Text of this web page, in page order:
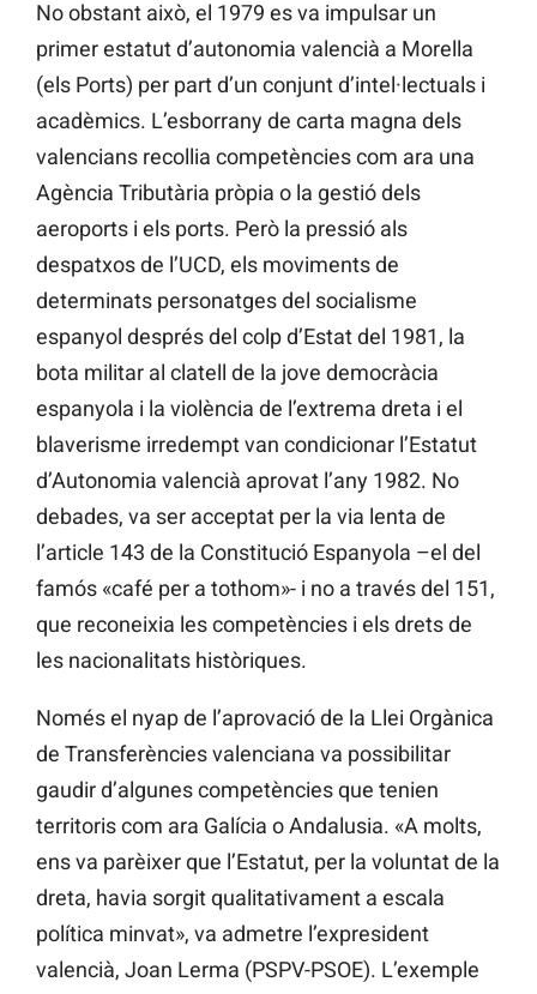
No obstant això, el 1979 es va impulsar un
primer estatut d’autonomia valencià a Morella
(els Ports) per part d’un conjunt d’intel·lectuals i
acadèmics. L’esborrany de carta magna dels
valencians recollia competències com ara una
Agència Tributària pròpia o la gestió dels
aeroports i els ports. Però la pressió als
despatxos de l’UCD, els moviments de
determinats personatges del socialisme
espanyol després del colp d’Estat del 1981, la
bota militar al clatell de la jove democràcia
espanyola i la violència de l’extrema dreta i el
blaverisme irredempt van condicionar l’Estatut
d’Autonomia valencià aprovat l’any 1982. No
debades, va ser acceptat per la via lenta de
l’article 143 de la Constitució Espanyola –el del
famós «café per a tothom»- i no a través del 151,
que reconeixia les competències i els drets de
les nacionalitats històriques.
Només el nyap de l’aprovació de la Llei Orgànica
de Transferències valenciana va possibilitar
gaudir d’algunes competències que tenien
territoris com ara Galícia o Andalusia. «A molts,
ens va parèixer que l’Estatut, per la voluntat de la
dreta, havia sorgit qualitativament a escala
política minvat», va admetre l’expresident
valencià, Joan Lerma (PSPV-PSOE). L’exemple